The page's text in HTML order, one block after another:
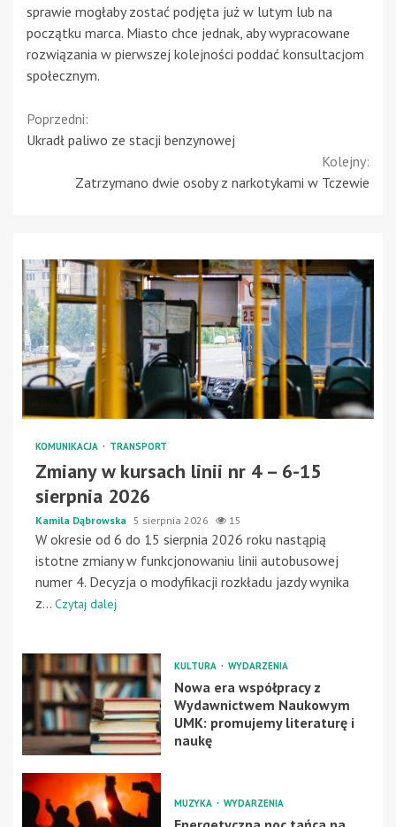
sprawie mogłaby zostać podjęta już w lutym lub na
początku marca. Miasto chce jednak, aby wypracowane
rozwiązania w pierwszej kolejności poddać konsultacjom
społecznym.
Continue
Reading
Poprzedni:
Ukradł paliwo ze stacji benzynowej
Kolejny:
Zatrzymano dwie osoby z narkotykami w Tczewie
KOMUNIKACJA TRANSPORT
Zmiany w kursach linii nr 4 – 6-15
sierpnia 2026
Kamila Dąbrowska 5 sierpnia 2026 15
W okresie od 6 do 15 sierpnia 2026 roku nastąpią
istotne zmiany w funkcjonowaniu linii autobusowej
numer 4. Decyzja o modyfikacji rozkładu jazdy wynika
z... Czytaj dalej
KULTURA WYDARZENIA
Nowa era współpracy z
Wydawnictwem Naukowym
UMK: promujemy literaturę i
naukę
MUZYKA WYDARZENIA